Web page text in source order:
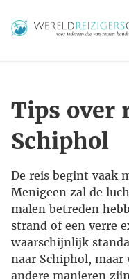
Tips over
Schiphol
De reis begint vaak
Menigeen zal de
malen betreden
strand of een verre
waarschijnlijk
naar Schiphol,
andere manieren